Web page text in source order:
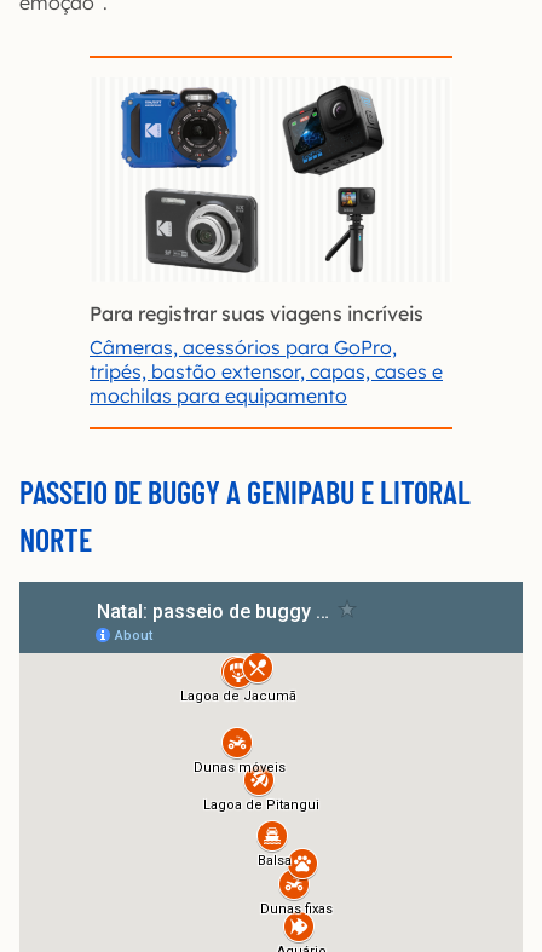
Para registrar suas viagens incríveis
Câmeras, acessórios para GoPro,
tripés, bastão extensor, capas, cases e
mochilas para equipamento
PASSEIO DE BUGGY A GENIPABU E LITORAL
NORTE